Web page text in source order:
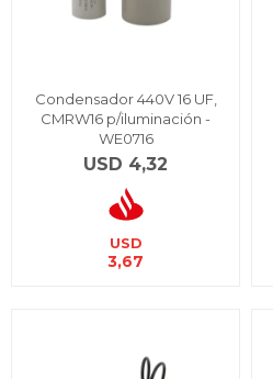
Condensador 440V 16 UF,
CMRW16 p/iluminación -
WE0716
USD 4,32
USD
3,67